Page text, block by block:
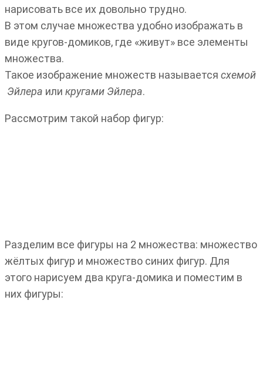
нарисовать все их довольно трудно.
В этом случае множества удобно изображать в
виде кругов-домиков, где «живут» все элементы
множества.
Такое изображение множеств называется схемой
Эйлера или кругами Эйлера.
Рассмотрим такой набор фигур:
Разделим все фигуры на 2 множества: множество
жёлтых фигур и множество синих фигур. Для
этого нарисуем два круга-домика и поместим в
них фигуры: